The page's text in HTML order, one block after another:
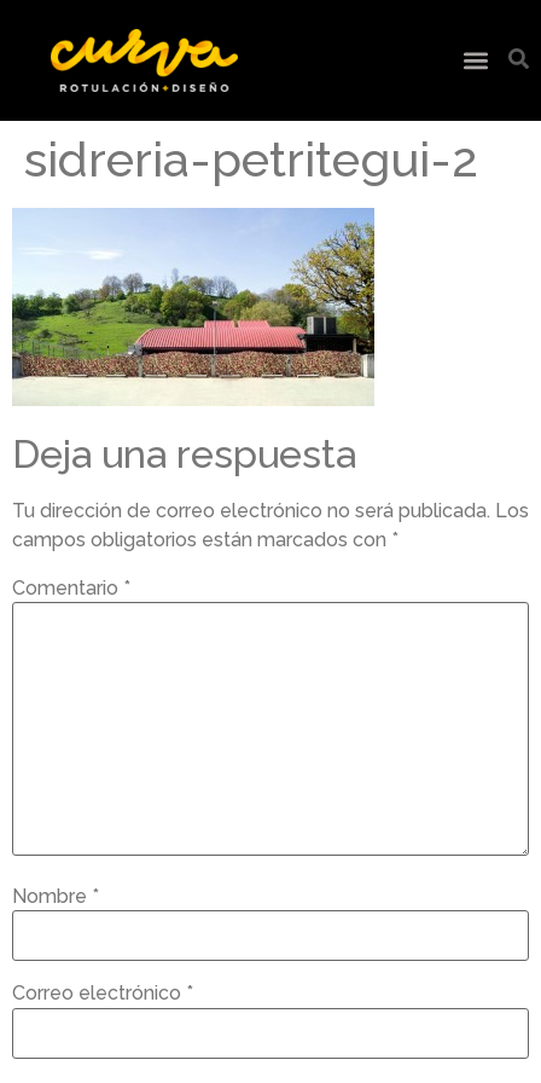
sidreria-petritegui-2
Deja una respuesta
Tu dirección de correo electrónico no será publicada. Los
campos obligatorios están marcados con *
Comentario *
Nombre *
Correo electrónico *